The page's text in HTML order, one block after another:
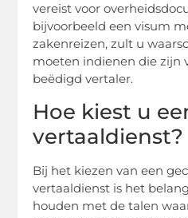
vereist voor
bijvoorbeeld een visum
zakenreizen, zult u
moeten indienen die zijn
beëdigd vertaler.
Hoe kiest u
vertaaldienst?
Bij het kiezen van een
vertaaldienst is het
houden met de talen